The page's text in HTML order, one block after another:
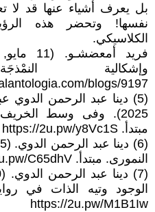
بل يعرف أشياء عنها قد لا
نفسها! وتحضر هذه
الكلاسيكي.
وإشكالية
blogs/9197/
2025). وفى وسط
مبتدأ. https://2u.pw/y8Vc1S
النمورى. مبتدأ. https://2u.pw/C65dhV
الوجود وتيه الذات في
https://2u.pw/M1B1Iw